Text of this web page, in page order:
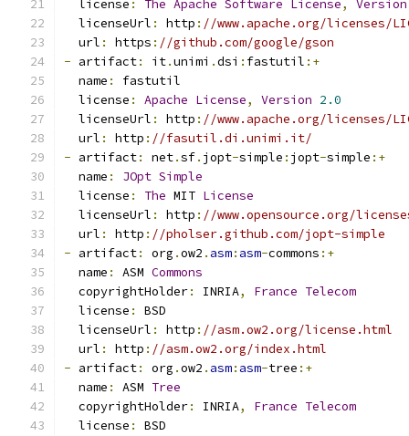
  license
: The Apache Software License,
Version
  licenseUrl
: http : //www.apache.org/licenses/
  url
: https : //github.com/google/gson
- artifact: it.unimi .dsi : fastutil :+
  name
:
fastutil
  license
: Apache License, Version 2.0
  licenseUrl
: http : //www.apache.org/licenses/
  url
: http : //fasutil.di.unimi.it/
- artifact: net.sf. jopt-simple : jopt-simple :+
  name
: JOpt Simple
  license
: The MIT License
  licenseUrl
: http : //www.opensource.org/
  url
: http : //pholser.github.com/jopt-simple
- artifact: org .ow2 . asm: asm-commons :+
  name
: ASM Commons
  copyrightHolder
: INRIA, France Telecom
  license
:
BSD
  licenseUrl
: http : //asm.ow2.org/license.html
  url
: http : //asm.ow2.org/index.html
- artifact: org .ow2 . asm: asm-tree :+
  name
: ASM Tree
  copyrightHolder
: INRIA, France Telecom
  license
:
BSD